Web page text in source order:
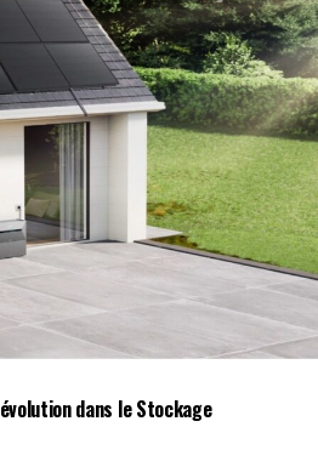
la rivalité entre Ford, GM et
tant sur les circuits
Cette compétition s’est
de l’ère des pony cars en
devenue l’un des segments⁢ de
États-Unis. Cependant,
il n’existait pas de série⁢ de
les ⁤Big Three puissent‌ exhiber
SCCA Trans-Am en 1966.
la catégorie des 5,0 litres,
dans le Stockage